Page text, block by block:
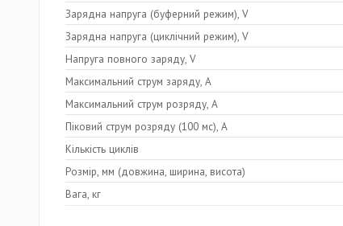
Зарядна напруга (буферний режим), V
Зарядна напруга (циклічний режим), V
Напруга повного заряду, V
Максимальний струм заряду, A
Максимальний струм розряду, A
Піковий струм розряду (100 мс), A
Кількість циклів
Розмір, мм (довжина, ширина, висота)
Вага, кг